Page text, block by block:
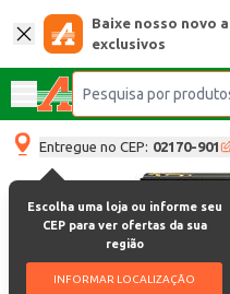
Baixe nosso novo
exclusivos
Entregue no CEP: 02170-901
Escolha uma loja ou informe seu
CEP para ver ofertas da sua
região
INFORMAR LOCALIZAÇÃO